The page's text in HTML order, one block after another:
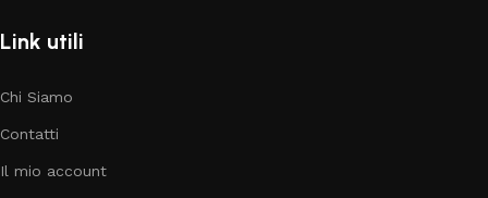
Link utili
Chi Siamo
Contatti
Il mio account